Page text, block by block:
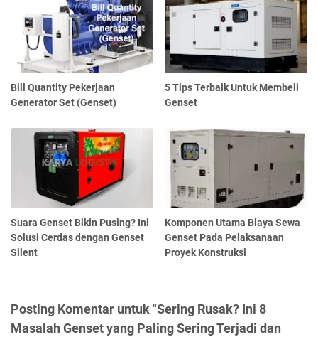
Bill Quantity Pekerjaan
Generator Set (Genset)
5 Tips Terbaik Untuk Membeli
Genset
Suara Genset Bikin Pusing? Ini
Solusi Cerdas dengan Genset
Silent
Komponen Utama Biaya Sewa
Genset Pada Pelaksanaan
Proyek Konstruksi
Posting Komentar untuk "Sering Rusak? Ini 8
Masalah Genset yang Paling Sering Terjadi dan